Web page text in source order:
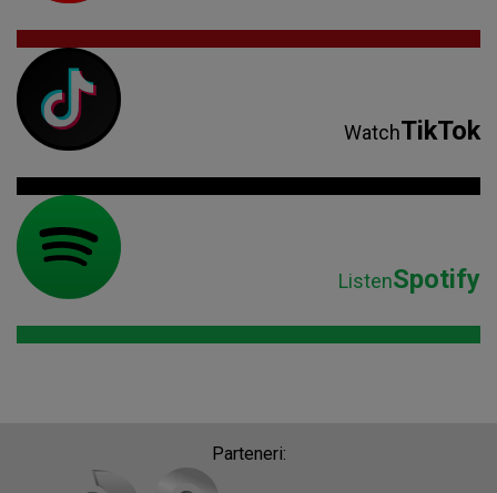
WatchTikTok
ListenSpotify
Parteneri: